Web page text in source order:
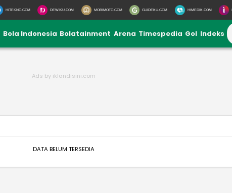
HITEKNO.COM DEWIKU.COM MOBIMOTO.COM GUIDEKU.COM HIMEDIK.COM
Bola Indonesia Bolatainment Arena Timespedia Gol Indeks
DATA BELUM TERSEDIA